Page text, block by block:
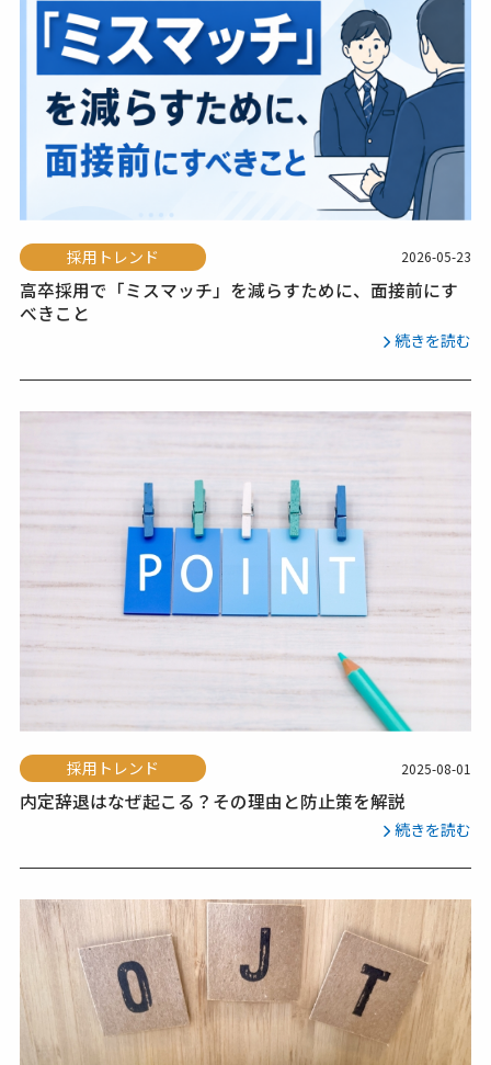
採用トレンド 2026-05-23
高卒採用で「ミスマッチ」を減らすために、面接前にす
べきこと
続きを読む
採用トレンド 2025-08-01
内定辞退はなぜ起こる？その理由と防止策を解説
続きを読む